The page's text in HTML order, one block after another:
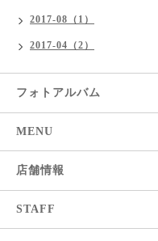
2017-08（1）
2017-04（2）
フォトアルバム
MENU
店舗情報
STAFF